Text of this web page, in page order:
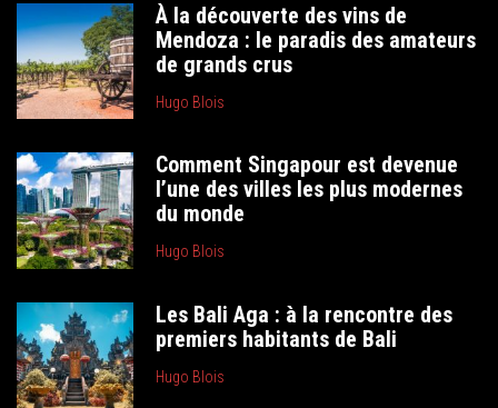
À la découverte des vins de
Mendoza : le paradis des amateurs
de grands crus
Hugo Blois
Comment Singapour est devenue
l’une des villes les plus modernes
du monde
Hugo Blois
Les Bali Aga : à la rencontre des
premiers habitants de Bali
Hugo Blois